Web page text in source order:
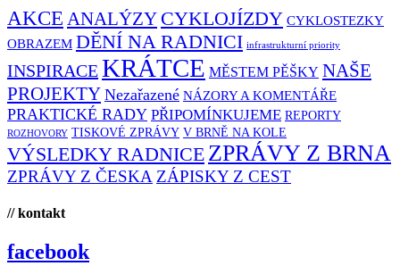
AKCE ANALÝZY CYKLOJÍZDY CYKLOSTEZKY
OBRAZEM DĚNÍ NA RADNICI infrastrukturní priority
INSPIRACEKRÁTCE MĚSTEM PĚŠKY NAŠE
PROJEKTY Nezařazené NÁZORY A KOMENTÁŘE
PRAKTICKÉ RADY PŘIPOMÍNKUJEME REPORTY
ROZHOVORY TISKOVÉ ZPRÁVY V BRNĚ NA KOLE
VÝSLEDKY RADNICE ZPRÁVY Z BRNA
ZPRÁVY Z ČESKA ZÁPISKY Z CEST
// kontakt
facebook